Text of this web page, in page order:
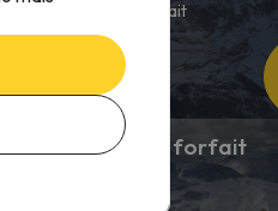
+ 2 Dias do forfait
+ 2 dias de forfait